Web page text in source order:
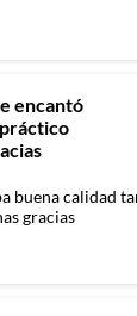
encantó
buena calidad
gracias